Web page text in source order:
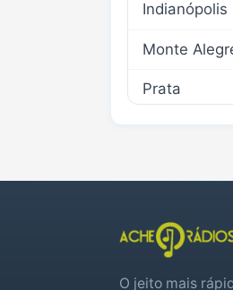
Indianópolis
Monte
Prata
O jeito mais